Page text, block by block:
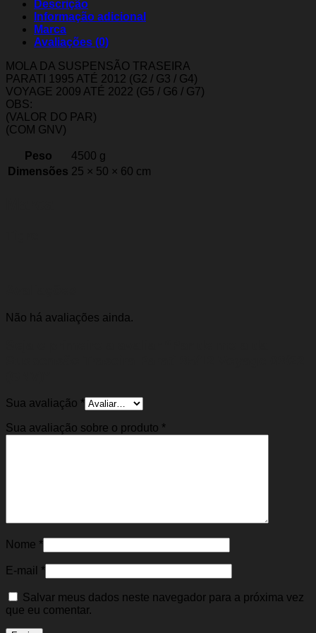
Descrição
Informação adicional
Marca
Avaliações (0)
MOLA DA SUSPENSÃO TRASEIRA
PARATI 1995 ATÉ 2012 (G2 / G3 / G4)
VOYAGE 2009 ATÉ 2022 (G5 / G6 / G7)
OBS:
(VALOR DO PAR)
(COM GNV)
Peso
4500 g
Dimensões 25 × 50 × 60 cm
Não há avaliações ainda.
Sua avaliação *
Sua avaliação sobre o produto *
Nome *
E-mail *
Salvar meus dados neste navegador para a próxima vez
que eu comentar.